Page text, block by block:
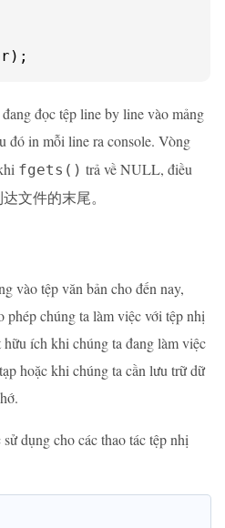
đọc tệp line by line vào mảng
đó in mỗi line ra console. Vòng
fgets() trả về NULL, điều
文件的末尾。
vào tệp văn bản cho đến nay,
phép chúng ta làm việc với tệp nhị
ích khi chúng ta đang làm việc
hoặc khi chúng ta cần lưu trữ dữ
dụng cho các thao tác tệp nhị